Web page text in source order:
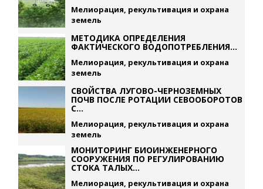
Мелиорация, рекультивация и охрана
земель
МЕТОДИКА ОПРЕДЕЛЕНИЯ
ФАКТИЧЕСКОГО ВОДОПОТРЕБЛЕНИЯ...
Мелиорация, рекультивация и охрана
земель
СВОЙСТВА ЛУГОВО-ЧЕРНОЗЕМНЫХ
ПОЧВ ПОСЛЕ РОТАЦИИ СЕВООБОРОТОВ
С...
Мелиорация, рекультивация и охрана
земель
МОНИТОРИНГ БИОИНЖЕНЕРНОГО
СООРУЖЕНИЯ ПО РЕГУЛИРОВАНИЮ
СТОКА ТАЛЫХ...
Мелиорация, рекультивация и охрана